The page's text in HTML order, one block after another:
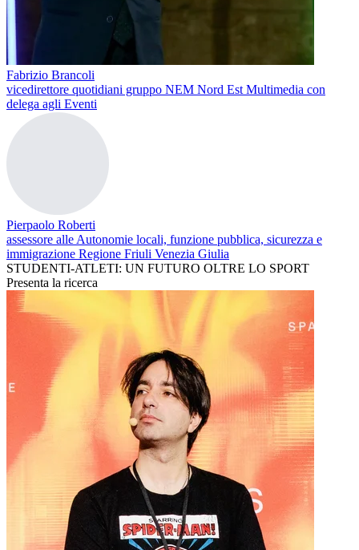
Fabrizio Brancoli
vicedirettore quotidiani gruppo NEM Nord Est Multimedia con
delega agli Eventi
Pierpaolo Roberti
assessore alle Autonomie locali, funzione pubblica, sicurezza e
immigrazione Regione Friuli Venezia Giulia
STUDENTI-ATLETI: UN FUTURO OLTRE LO SPORT
Presenta la ricerca